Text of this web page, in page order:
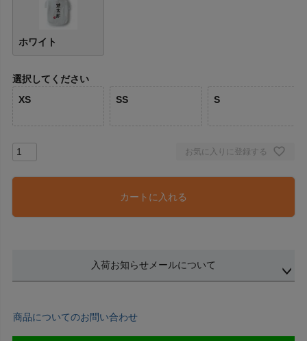
ホワイト
選択してください
XS
SS S
お気に入りに登録する
カートに入れる
入荷お知らせメールについて
商品についてのお問い合わせ